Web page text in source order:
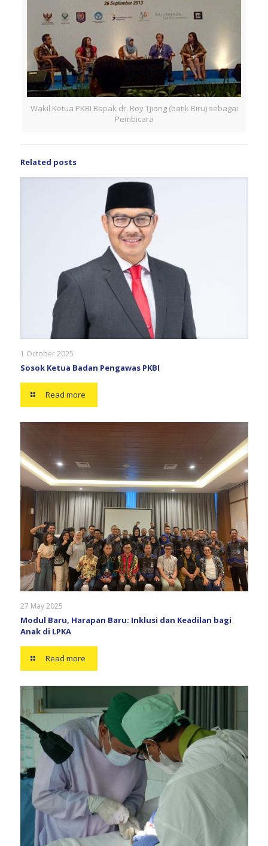
Wakil Ketua PKBI Bapak dr. Roy Tjiong (batik Biru) sebagai
Pembicara
Related posts
1 October 2025
Sosok Ketua Badan Pengawas PKBI
Read more
27 May 2025
Modul Baru, Harapan Baru: Inklusi dan Keadilan bagi
Anak di LPKA
Read more